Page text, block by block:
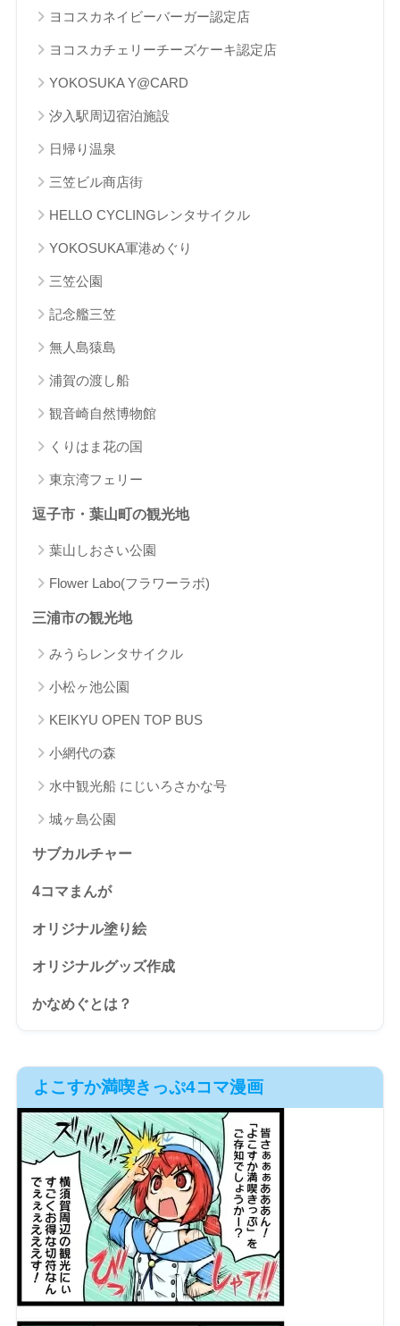
ヨコスカネイビーバーガー認定店
ヨコスカチェリーチーズケーキ認定店
YOKOSUKA Y@CARD
汐入駅周辺宿泊施設
日帰り温泉
三笠ビル商店街
HELLO CYCLINGレンタサイクル
YOKOSUKA軍港めぐり
三笠公園
記念艦三笠
無人島猿島
浦賀の渡し船
観音崎自然博物館
くりはま花の国
東京湾フェリー
逗子市・葉山町の観光地
葉山しおさい公園
Flower Labo(フラワーラボ)
三浦市の観光地
みうらレンタサイクル
小松ヶ池公園
KEIKYU OPEN TOP BUS
小網代の森
水中観光船 にじいろさかな号
城ヶ島公園
サブカルチャー
4コマまんが
オリジナル塗り絵
オリジナルグッズ作成
かなめぐとは？
よこすか満喫きっぷ4コマ漫画